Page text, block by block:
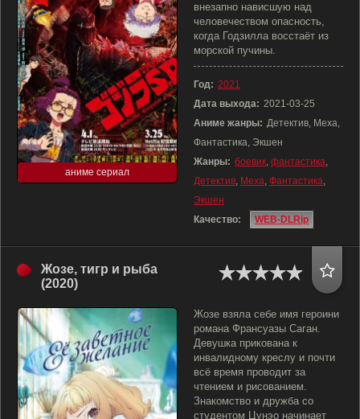
аниме сериал
внезапно нависшую над
человечеством опасность,
когда Годзилла восстаёт из
морской пучины.
Год: 2021
Дата выхода: 2021-03-25
Аниме жанры: Детектив, Меха,
Фантастика, Экшен
Жанры: боевик, фантастика,
Детектив, Меха, Фантастика,
Экшен
Качество:
WEB-DLRip
Жозе, тигр и рыба
(2020)
Жозе взяла себе имя героини
романа Франсуазы Саган.
Девушка прикована к
инвалидному креслу и почти
всё время проводит за
чтением и рисованием.
Знакомство и дружба со
студентом Цунэо начинает